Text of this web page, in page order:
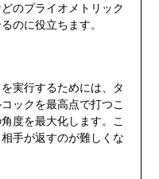
のプライオメトリック
のに役立ちます。
実行するためには、タ
ックを最高点で打つこ
度を最大化します。こ
手が返すのが難しくな